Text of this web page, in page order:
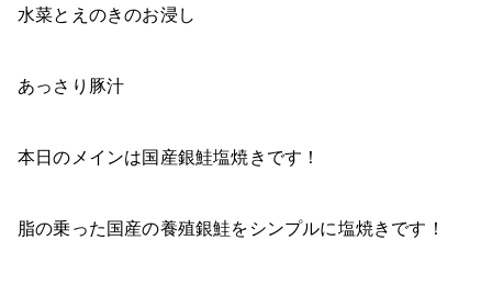
水菜とえのきのお浸し
あっさり豚汁
本日のメインは国産銀鮭塩焼きです！
脂の乗った国産の養殖銀鮭をシンプルに塩焼きです！